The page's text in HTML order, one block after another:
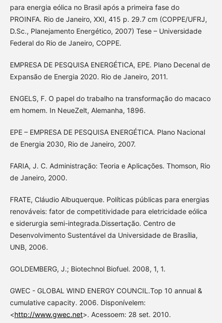
para energia eólica no Brasil após a primeira fase do
PROINFA. Rio de Janeiro, XXI, 415 p. 29.7 cm (COPPE/UFRJ,
D.Sc., Planejamento Energético, 2007) Tese – Universidade
Federal do Rio de Janeiro, COPPE.
EMPRESA DE PESQUISA ENERGÉTICA, EPE. Plano Decenal de
Expansão de Energia 2020. Rio de Janeiro, 2011.
ENGELS, F. O papel do trabalho na transformação do macaco
em homem. In NeueZelt, Alemanha, 1896.
EPE – EMPRESA DE PESQUISA ENERGÉTICA. Plano Nacional
de Energia 2030, Rio de Janeiro, 2007.
FARIA, J. C. Administração: Teoria e Aplicações. Thomson, Rio
de Janeiro, 2000.
FRATE, Cláudio Albuquerque. Políticas públicas para energias
renováveis: fator de competitividade para eletricidade eólica
e siderurgia semi-integrada.Dissertação. Centro de
Desenvolvimento Sustentável da Universidade de Brasília,
UNB, 2006.
GOLDEMBERG, J.; Biotechnol Biofuel. 2008, 1, 1.
GWEC - GLOBAL WIND ENERGY COUNCIL.Top 10 annual &
cumulative capacity. 2006. Disponívelem:
<http://www.gwec.net>. Acessoem: 28 set. 2010.